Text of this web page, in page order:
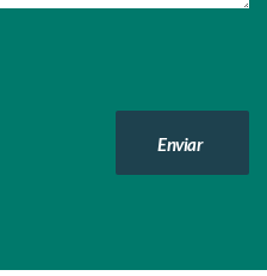
Enviar